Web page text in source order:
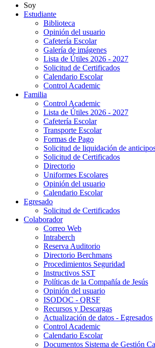
Soy
Estudiante
Biblioteca
Opinión del usuario
Cafetería Escolar
Galería de imágenes
Lista de Útiles 2026 - 2027
Solicitud de Certificados
Calendario Escolar
Control Academic
Familia
Control Academic
Lista de Útiles 2026 - 2027
Cafetería Escolar
Transporte Escolar
Formas de Pago
Solicitud de liquidación de
Solicitud de Certificados
Directorio
Uniformes Escolares
Opinión del usuario
Calendario Escolar
Egresado
Solicitud de Certificados
Colaborador
Correo Web
Intraberch
Reserva Auditorio
Directorio Berchmans
Procedimientos Seguridad
Instructivos SST
Políticas de la Compañía de Jesús
Opinión del usuario
ISODOC - QRSF
Recursos y Descargas
Actualización de datos - Egresados
Control Academic
Calendario Escolar
Documentos Sistema de Gestión